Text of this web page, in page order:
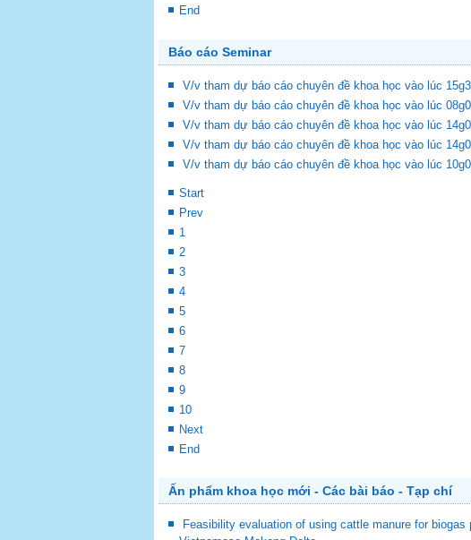
End
Báo cáo Seminar
V/v tham dự báo cáo chuyên đề khoa học vào lúc
V/v tham dự báo cáo chuyên đề khoa học vào lúc
V/v tham dự báo cáo chuyên đề khoa học vào lúc
V/v tham dự báo cáo chuyên đề khoa học vào lúc
V/v tham dự báo cáo chuyên đề khoa học vào lúc
Start
Prev
1
2
3
4
5
6
7
8
9
10
Next
End
Ấn phẩm khoa học mới - Các bài báo - Tạp chí
Feasibility evaluation of using cattle manure for